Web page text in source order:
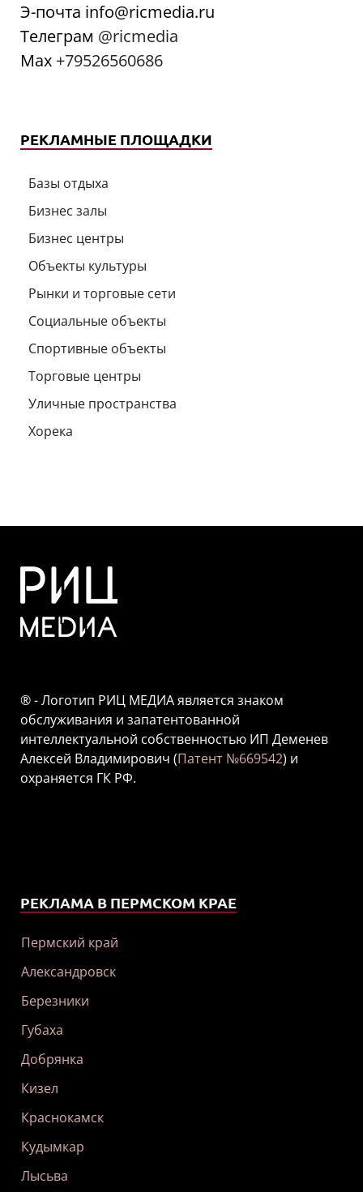
Э-почта info@ricmedia.ru
Телеграм @ricmedia
Мах +79526560686
РЕКЛАМНЫЕ ПЛОЩАДКИ
Базы отдыха
Бизнес залы
Бизнес центры
Объекты культуры
Рынки и торговые сети
Социальные объекты
Спортивные объекты
Торговые центры
Уличные пространства
Хорека
® - Логотип РИЦ МЕДИА является знаком
обслуживания и запатентованной
интеллектуальной собственностью ИП Деменев
Алексей Владимирович (Патент №669542) и
охраняется ГК РФ.
РЕКЛАМА В ПЕРМСКОМ КРАЕ
Пермский край
Александровск
Березники
Губаха
Добрянка
Кизел
Краснокамск
Кудымкар
Лысьва